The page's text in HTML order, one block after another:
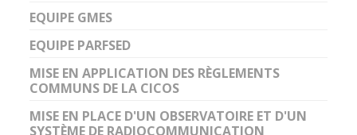
EQUIPE GMES
EQUIPE PARFSED
MISE EN APPLICATION DES RÈGLEMENTS
COMMUNS DE LA CICOS
MISE EN PLACE D'UN OBSERVATOIRE ET D'UN
SYSTÈME DE RADIOCOMMUNICATION